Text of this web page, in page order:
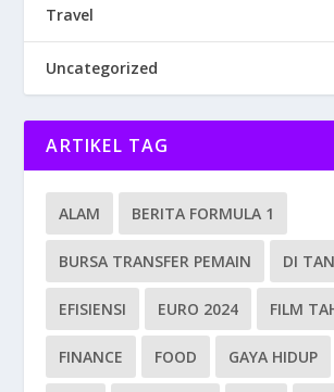
Travel
Uncategorized
ARTIKEL TAG
ALAM BERITA FORMULA 1
BURSA TRANSFER PEMAIN DI
EFISIENSI EURO 2024 FILM
FINANCE FOOD GAYA HIDUP